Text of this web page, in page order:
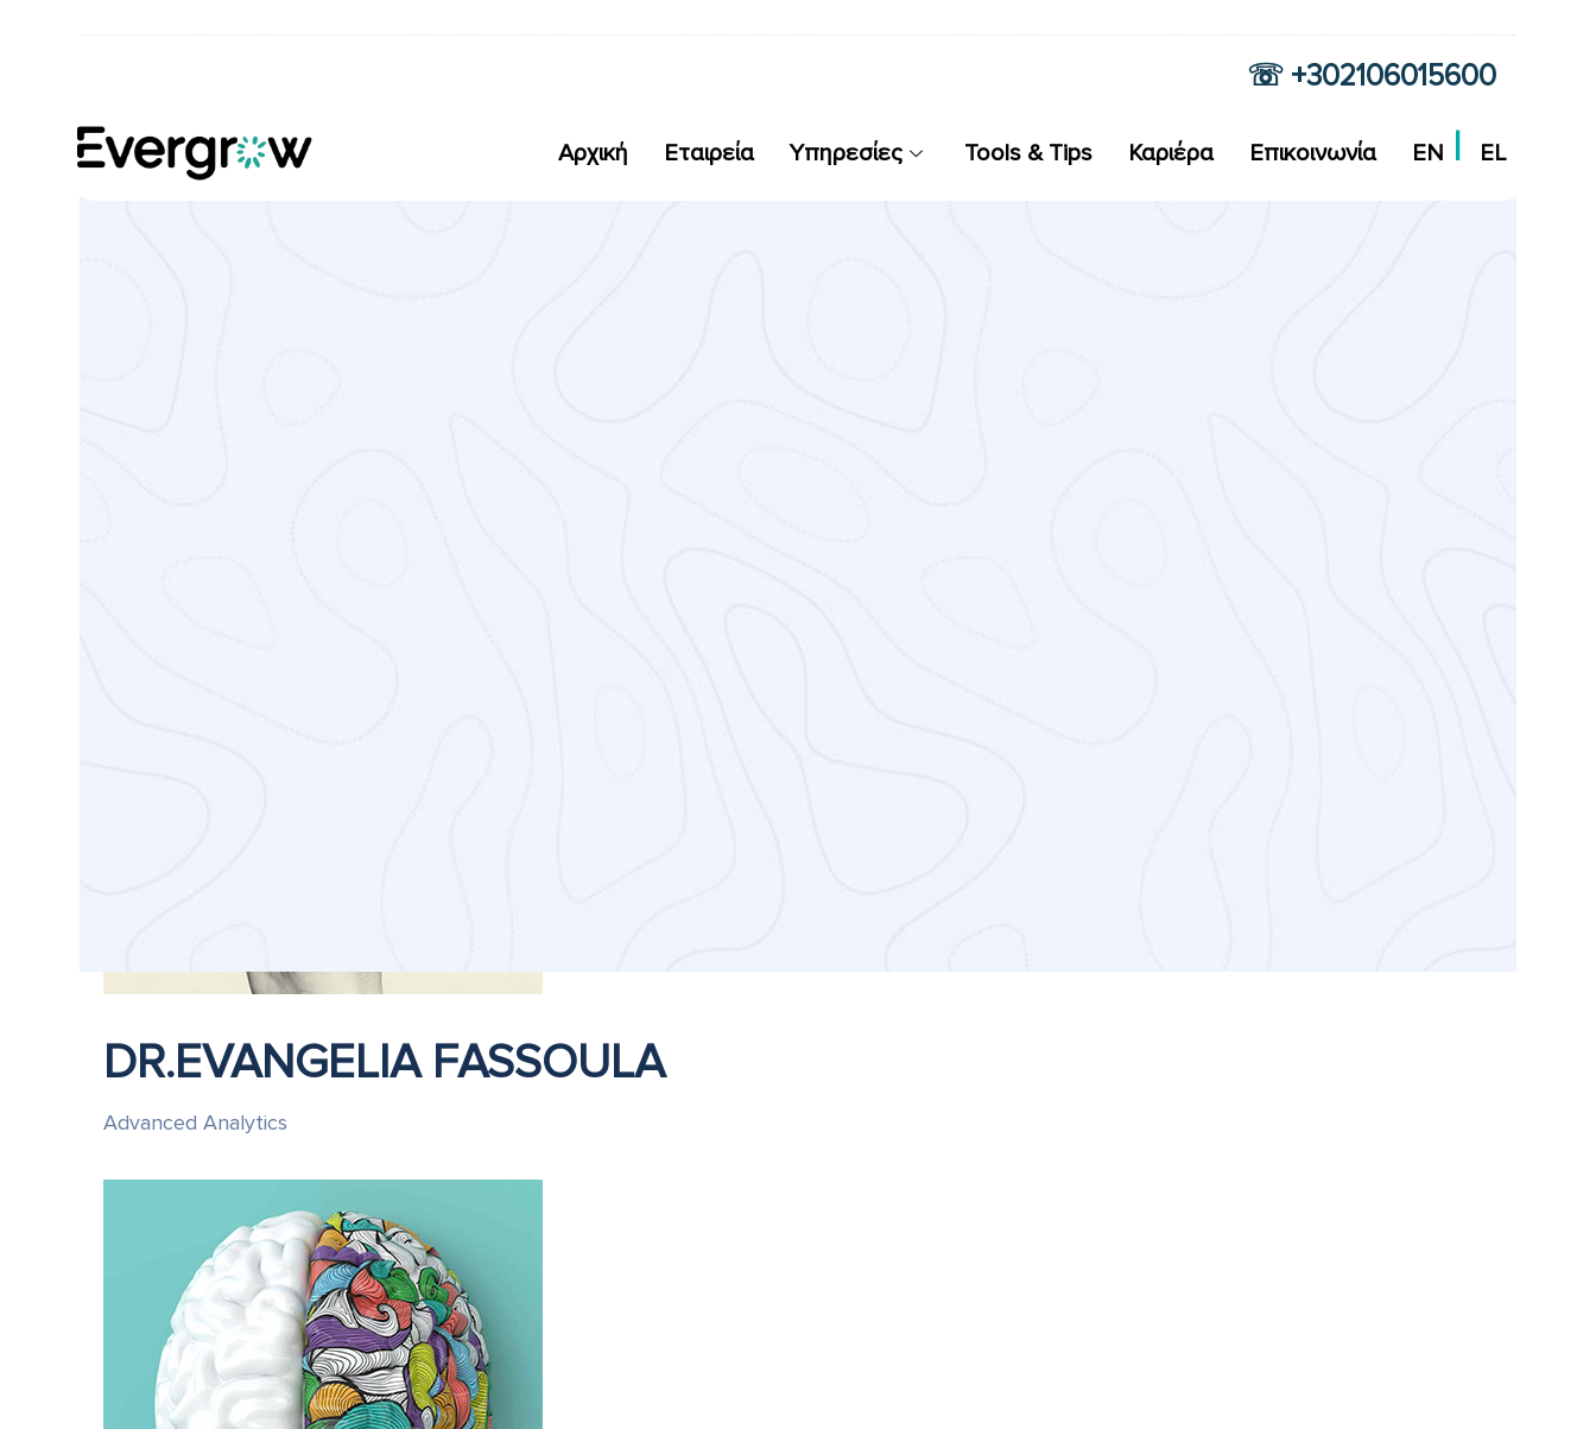
☏ +302106015600
Αρχική Εταιρεία Υπηρεσίες Tools & Tips Καριέρα Επικοινωνία EN EL
Home Έργα
Professional Experience
DR.EVANGELIA FASSOULA
Advanced Analytics